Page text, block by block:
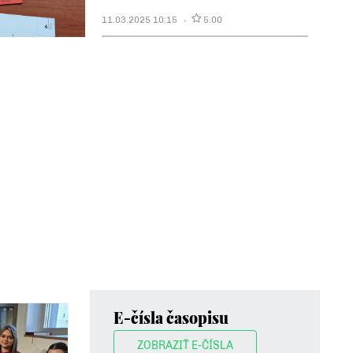
11.03.2025 10:15 5.00
E-čísla časopisu
ZOBRAZIŤ E-ČÍSLA